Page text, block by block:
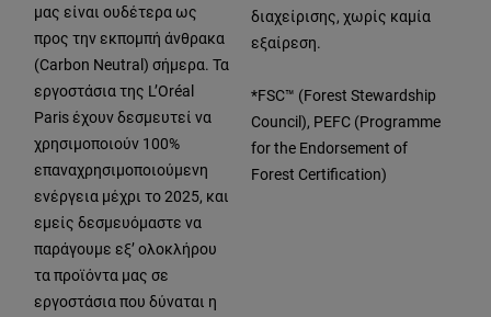
μας είναι ουδέτερα ως
προς την εκπομπή άνθρακα
(Carbon Neutral) σήμερα. Τα
εργοστάσια της L’Oréal
Paris έχουν δεσμευτεί να
χρησιμοποιούν 100%
επαναχρησιμοποιούμενη
ενέργεια μέχρι το 2025, και
εμείς δεσμευόμαστε να
παράγουμε εξ’ ολοκλήρου
τα προϊόντα μας σε
εργοστάσια που δύναται η
διαχείρισης, χωρίς καμία
εξαίρεση.
*FSC™ (Forest Stewardship
Council), PEFC (Programme
for the Endorsement of
Forest Certification)